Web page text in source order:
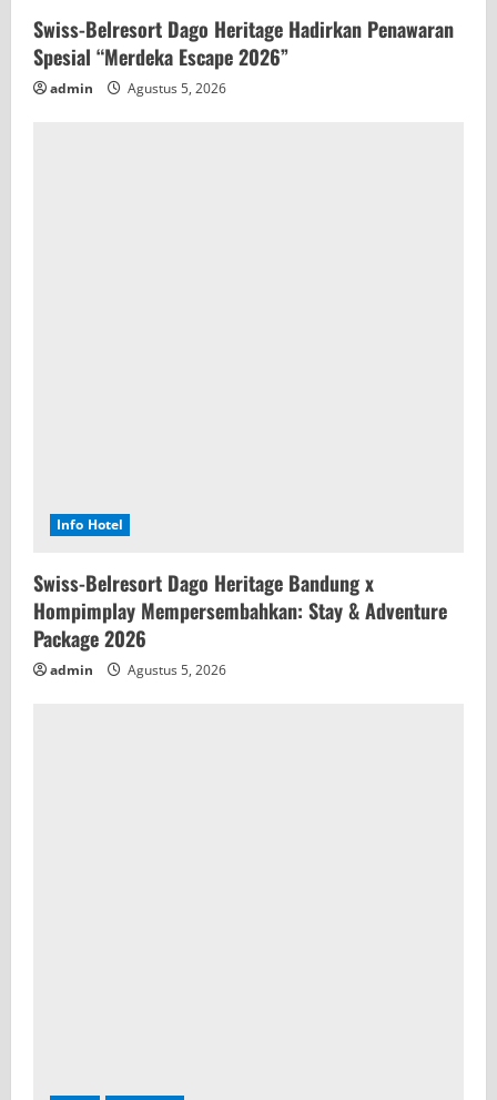
Swiss-Belresort Dago Heritage Hadirkan Penawaran
Spesial “Merdeka Escape 2026”
admin Agustus 5, 2026
Info Hotel
Swiss-Belresort Dago Heritage Bandung x
Hompimplay Mempersembahkan: Stay & Adventure
Package 2026
admin Agustus 5, 2026